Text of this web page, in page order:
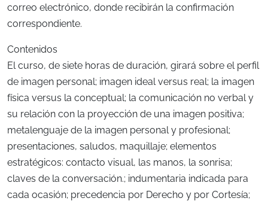
correo electrónico, donde recibirán la confirmación
correspondiente.
Contenidos
El curso, de siete horas de duración, girará sobre el perfil
de imagen personal; imagen ideal versus real; la imagen
física versus la conceptual; la comunicación no verbal y
su relación con la proyección de una imagen positiva;
metalenguaje de la imagen personal y profesional;
presentaciones, saludos, maquillaje; elementos
estratégicos: contacto visual, las manos, la sonrisa;
claves de la conversación.; indumentaria indicada para
cada ocasión; precedencia por Derecho y por Cortesía;